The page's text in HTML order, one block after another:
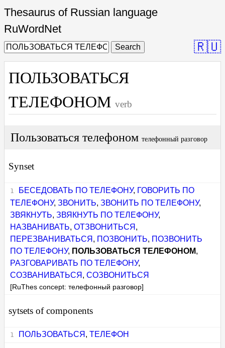
Thesaurus of Russian language
RuWordNet
Search 🇷🇺
ПОЛЬЗОВАТЬСЯ
ТЕЛЕФОНОМ verb
Пользоваться телефоном телефонный разговор
Synset
БЕСЕДОВАТЬ ПО ТЕЛЕФОНУ, ГОВОРИТЬ ПО
ТЕЛЕФОНУ,ЗВОНИТЬ,ЗВОНИТЬ ПО ТЕЛЕФОНУ,
ЗВЯКНУТЬ,ЗВЯКНУТЬ ПО ТЕЛЕФОНУ,
НАЗВАНИВАТЬ,ОТЗВОНИТЬСЯ ,
ПЕРЕЗВАНИВАТЬСЯ , ПОЗВОНИТЬ, ПОЗВОНИТЬ
ПО ТЕЛЕФОНУ, ПОЛЬЗОВАТЬСЯ ТЕЛЕФОНОМ,
РАЗГОВАРИВАТЬ ПО ТЕЛЕФОНУ,
СОЗВАНИВАТЬСЯ ,СОЗВОНИТЬСЯ
[RuThes concept: телефонный разговор]
sytsets of components
ПОЛЬЗОВАТЬСЯ , ТЕЛЕФОН